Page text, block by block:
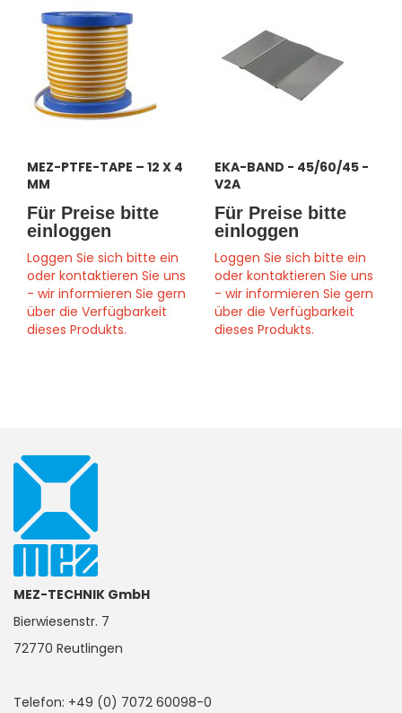
MEZ-PTFE-TAPE – 12 X 4
MM
Für Preise bitte
einloggen
Loggen Sie sich bitte ein
oder kontaktieren Sie uns
- wir informieren Sie gern
über die Verfügbarkeit
dieses Produkts.
EKA-BAND - 45/60/45 -
V2A
Für Preise bitte
einloggen
Loggen Sie sich bitte ein
oder kontaktieren Sie uns
- wir informieren Sie gern
über die Verfügbarkeit
dieses Produkts.
MEZ-TECHNIK GmbH
Bierwiesenstr. 7
72770 Reutlingen
Telefon: +49 (0) 7072 60098-0